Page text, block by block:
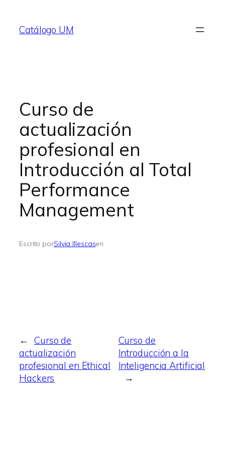
contenido
Catálogo UM
Curso de
actualización
profesional en
Introducción al Total
Performance
Management
Escrito porSilvia Illescasen
← Curso de
actualización
profesional en Ethical
Hackers
Curso de
Introducción a la
Inteligencia Artificial
→